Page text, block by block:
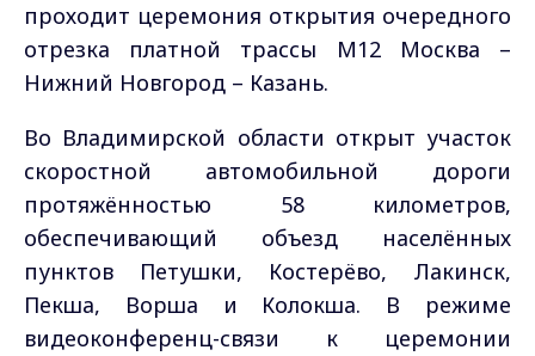
проходит церемония открытия очередного
отрезка платной трассы М12 Москва –
Нижний Новгород – Казань.
Во Владимирской области открыт участок
скоростной автомобильной дороги
протяжённостью 58 километров,
обеспечивающий объезд населённых
пунктов Петушки, Костерёво, Лакинск,
Пекша, Ворша и Колокша. В режиме
видеоконференц-связи к церемонии